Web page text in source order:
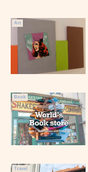
Art
Book
Travel